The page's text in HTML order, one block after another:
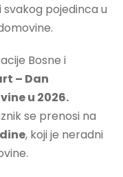
pojedinca u
Bosne i
– Dan
u 2026.
se prenosi na
, koji je neradni